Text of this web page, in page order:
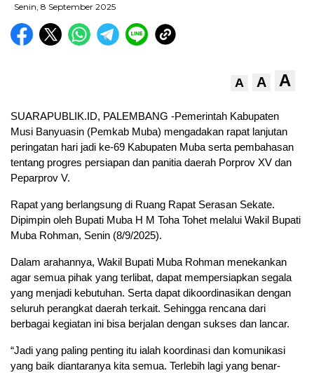
Senin, 8 September 2025
A A A
SUARAPUBLIK.ID, PALEMBANG -Pemerintah Kabupaten
Musi Banyuasin (Pemkab Muba) mengadakan rapat lanjutan
peringatan hari jadi ke-69 Kabupaten Muba serta pembahasan
tentang progres persiapan dan panitia daerah Porprov XV dan
Peparprov V.
Rapat yang berlangsung di Ruang Rapat Serasan Sekate.
Dipimpin oleh Bupati Muba H M Toha Tohet melalui Wakil Bupati
Muba Rohman, Senin (8/9/2025).
Dalam arahannya, Wakil Bupati Muba Rohman menekankan
agar semua pihak yang terlibat, dapat mempersiapkan segala
yang menjadi kebutuhan. Serta dapat dikoordinasikan dengan
seluruh perangkat daerah terkait. Sehingga rencana dari
berbagai kegiatan ini bisa berjalan dengan sukses dan lancar.
“Jadi yang paling penting itu ialah koordinasi dan komunikasi
yang baik diantaranya kita semua. Terlebih lagi yang benar-